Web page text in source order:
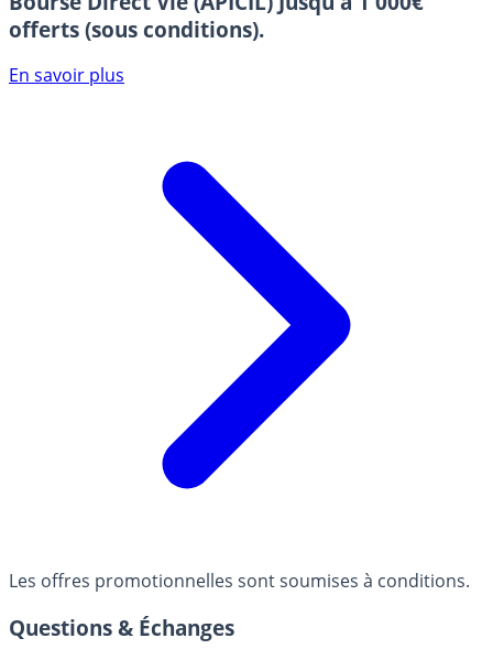
offerts (sous conditions).
En savoir plus
Les offres promotionnelles sont soumises à conditions.
Questions & Échanges